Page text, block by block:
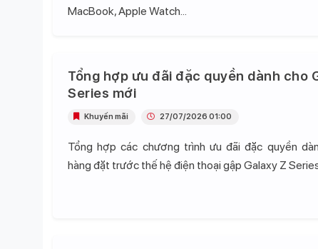
MacBook, Apple Watch...
Tổng hợp ưu đãi đặc quyền dành cho
Series mới
Tổng hợp các chương trình ưu đãi đặc quyền
hàng đặt trước thế hệ điện thoại gập Galaxy Z
Khuyến mãi 27/07/2026 01:00